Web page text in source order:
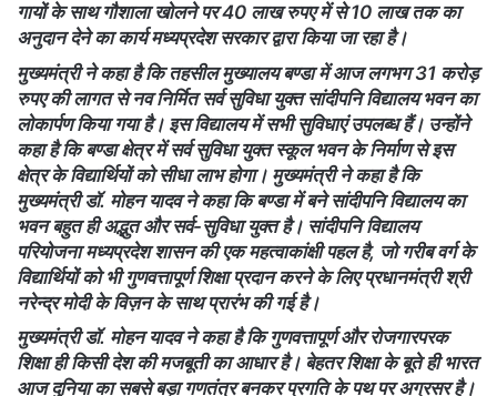
गायों के साथ गौशाला खोलने पर 40 लाख रुपए में से 10 लाख तक का
अनुदान देने का कार्य मध्यप्रदेश सरकार द्वारा किया जा रहा है।
मुख्यमंत्री ने कहा है कि तहसील मुख्यालय बण्डा में आज लगभग 31 करोड़
रुपए की लागत से नव निर्मित सर्व सुविधा युक्त सांदीपनि विद्यालय भवन का
लोकार्पण किया गया है। इस विद्यालय में सभी सुविधाएं उपलब्ध हैं। उन्होंने
कहा है कि बण्डा क्षेत्र में सर्व सुविधा युक्त स्कूल भवन के निर्माण से इस
क्षेत्र के विद्यार्थियों को सीधा लाभ होगा। मुख्यमंत्री ने कहा है कि
मुख्यमंत्री डॉ. मोहन यादव ने कहा कि बण्डा में बने सांदीपनि विद्यालय का
भवन बहुत ही अद्भुत और सर्व-सुविधा युक्त है। सांदीपनि विद्यालय
परियोजना मध्यप्रदेश शासन की एक महत्वाकांक्षी पहल है, जो गरीब वर्ग के
विद्यार्थियों को भी गुणवत्तापूर्ण शिक्षा प्रदान करने के लिए प्रधानमंत्री श्री
नरेन्द्र मोदी के विज़न के साथ प्रारंभ की गई है।
मुख्यमंत्री डॉ. मोहन यादव ने कहा है कि गुणवत्तापूर्ण और रोजगारपरक
शिक्षा ही किसी देश की मजबूती का आधार है। बेहतर शिक्षा के बूते ही भारत
आज दुनिया का सबसे बड़ा गणतंत्र बनकर प्रगति के पथ पर अग्रसर है।